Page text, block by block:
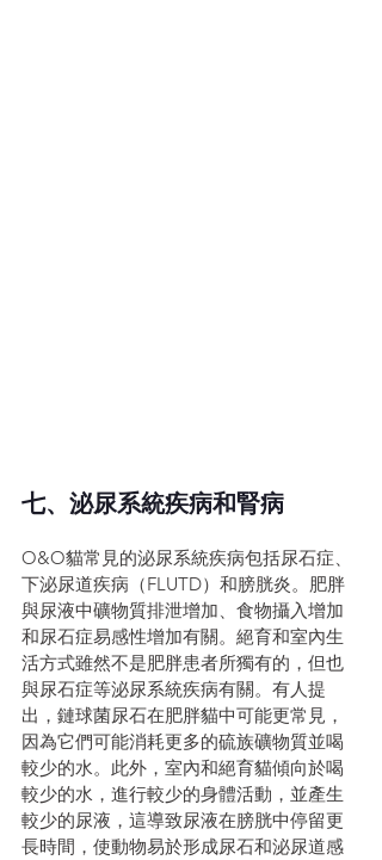
七、泌尿系統疾病和腎病
O&O貓常見的泌尿系統疾病包括尿石症、
下泌尿道疾病（FLUTD）和膀胱炎。肥胖
與尿液中礦物質排泄增加、食物攝入增加
和尿石症易感性增加有關。絕育和室內生
活方式雖然不是肥胖患者所獨有的，但也
與尿石症等泌尿系統疾病有關。有人提
出，鏈球菌尿石在肥胖貓中可能更常見，
因為它們可能消耗更多的硫族礦物質並喝
較少的水。此外，室內和絕育貓傾向於喝
較少的水，進行較少的身體活動，並產生
較少的尿液，這導致尿液在膀胱中停留更
長時間，使動物易於形成尿石和泌尿道感